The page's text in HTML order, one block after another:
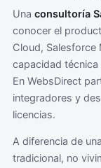
Una consultoría
conocer el
Cloud,
capacidad
En WebsDirect
integradores y
licencias.
A diferencia de una
tradicional, no